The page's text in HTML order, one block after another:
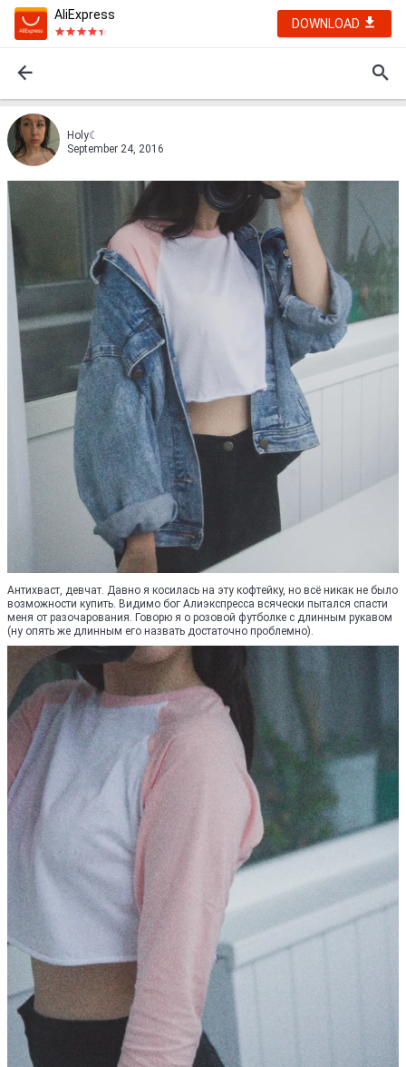
AliExpress
DOWNLOAD
Holy☾
September 24, 2016
Антихваст, девчат. Давно я косилась на эту кофтейку, но всё никак не было
возможности купить. Видимо бог Алиэкспресса всячески пытался спасти
меня от разочарования. Говорю я о розовой футболке с длинным рукавом
(ну опять же длинным его назвать достаточно проблемно).